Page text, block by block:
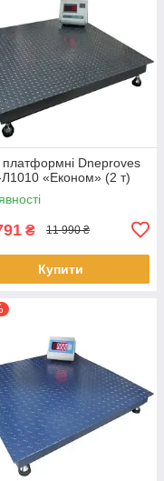
платформні Dneproves
«Економ» (2 т)
₴ 11 990 ₴
Купити